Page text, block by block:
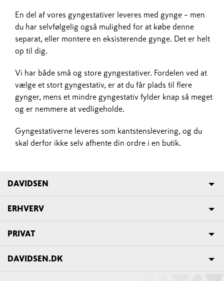
En del af vores gyngestativer leveres med gynge – men
du har selvfølgelig også mulighed for at købe denne
separat, eller montere en eksisterende gynge. Det er helt
op til dig.
Vi har både små og store gyngestativer. Fordelen ved at
vælge et stort gyngestativ, er at du får plads til flere
gynger, mens et mindre gyngestativ fylder knap så meget
og er nemmere at vedligeholde.
Gyngestativerne leveres som kantstenslevering, og du
skal derfor ikke selv afhente din ordre i en butik.
DAVIDSEN
ERHVERV
PRIVAT
DAVIDSEN.DK